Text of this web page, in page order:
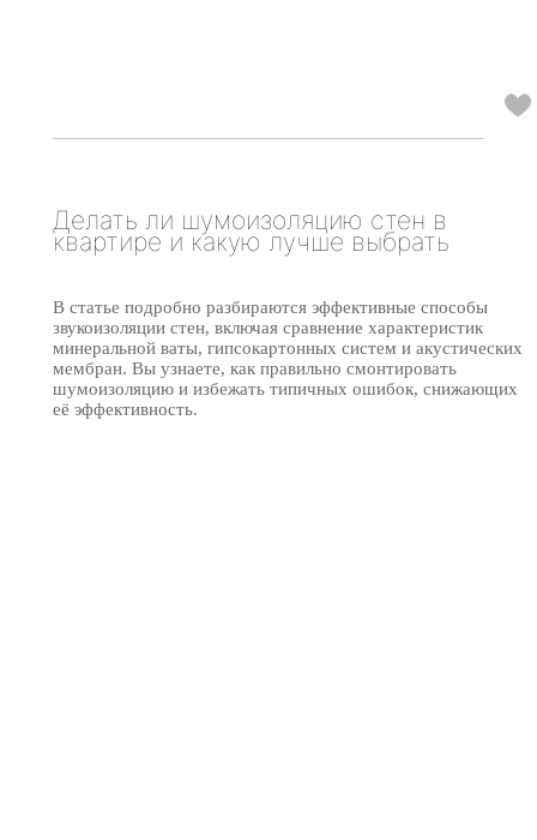
Делать ли шумоизоляцию стен в
квартире и какую лучше выбрать
В статье подробно разбираются эффективные способы
звукоизоляции стен, включая сравнение характеристик
минеральной ваты, гипсокартонных систем и акустических
мембран. Вы узнаете, как правильно смонтировать
шумоизоляцию и избежать типичных ошибок, снижающих
её эффективность.